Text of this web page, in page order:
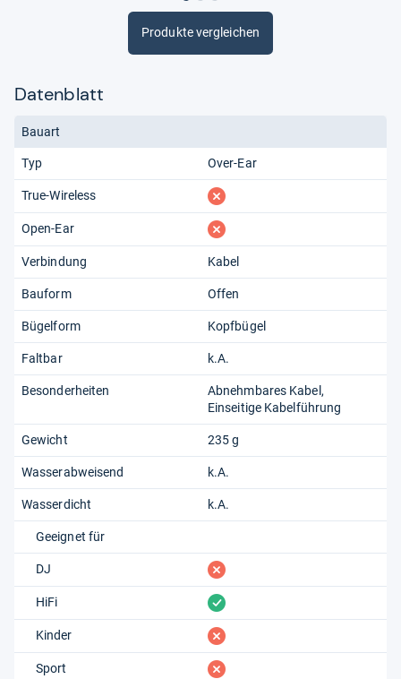
Produkte vergleichen
Datenblatt
Bauart
Typ Over-Ear
True-Wireless fehlt
Open-Ear fehlt
Verbindung Kabel
Bauform Offen
Bügelform Kopfbügel
Faltbar k.A.
Besonderheiten
Abnehmbares Kabel
Einseitige Kabelführung
Gewicht 235 g
Wasserabweisend k.A.
Wasserdicht k.A.
Geeignet für
DJ fehlt
HiFi vorhanden
Kinder fehlt
Sport fehlt